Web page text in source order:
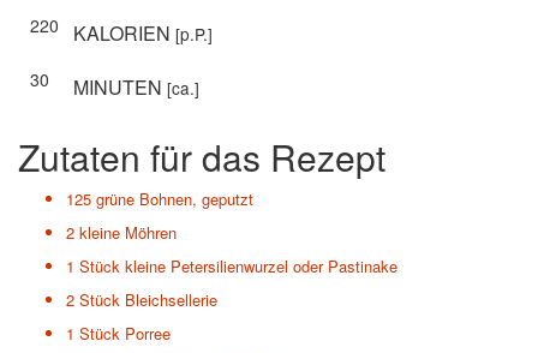
220 KALORIEN [p.P.]
30
MINUTEN [ca.]
Zutaten für das Rezept
125 grüne Bohnen, geputzt
2 kleine Möhren
1 Stück kleine Petersilienwurzel oder Pastinake
2 Stück Bleichsellerie
1 Stück Porree